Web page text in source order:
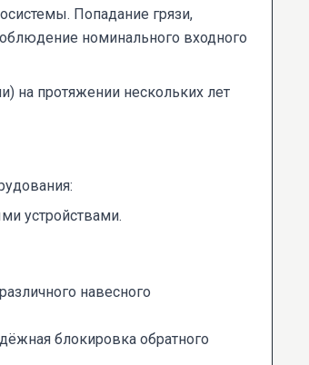
Попадание грязи,
номинального входного
на протяжении нескольких лет
устройствами.
навесного
блокировка обратного